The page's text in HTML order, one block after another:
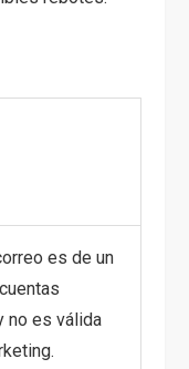
es de un
no es válida